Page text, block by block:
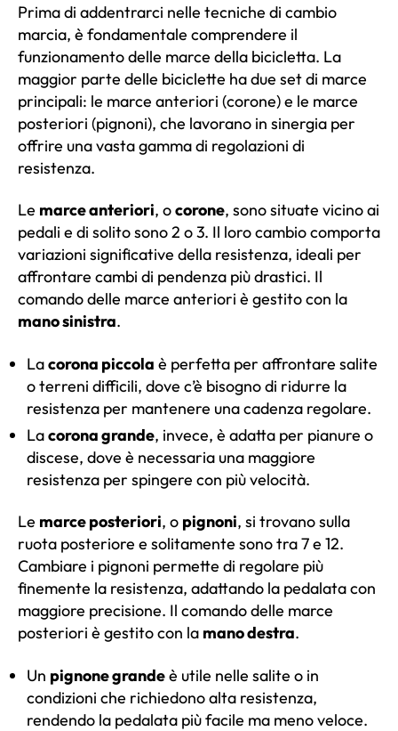
Prima di addentrarci nelle tecniche di cambio
marcia, è fondamentale comprendere il
funzionamento delle marce della bicicletta. La
maggior parte delle biciclette ha due set di marce
principali: le marce anteriori (corone) e le marce
posteriori (pignoni), che lavorano in sinergia per
offrire una vasta gamma di regolazioni di
resistenza.
Le marce anteriori, ocorone, sono situate vicino ai
pedali e di solito sono 2 o 3. Il loro cambio comporta
variazioni significative della resistenza, ideali per
affrontare cambi di pendenza più drastici. Il
comando delle marce anteriori è gestito con la
mano sinistra.
Lacorona piccola è perfetta per affrontare salite
o terreni difficili, dove c’è bisogno di ridurre la
resistenza per mantenere una cadenza regolare.
Lacorona grande, invece, è adatta per pianure o
discese, dove è necessaria una maggiore
resistenza per spingere con più velocità.
Le marce posteriori, o pignoni, si trovano sulla
ruota posteriore e solitamente sono tra 7 e 12.
Cambiare i pignoni permette di regolare più
finemente la resistenza, adattando la pedalata con
maggiore precisione. Il comando delle marce
posteriori è gestito con la mano destra.
Un pignone grandeè utile nelle salite o in
condizioni che richiedono alta resistenza,
rendendo la pedalata più facile ma meno veloce.